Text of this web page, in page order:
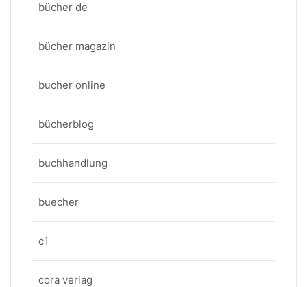
bücher de
bücher magazin
bucher online
bücherblog
buchhandlung
buecher
c1
cora verlag